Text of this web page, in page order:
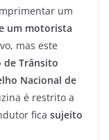
um
um motorista
mas este
de Trânsito
Nacional de
é restrito a
fica sujeito